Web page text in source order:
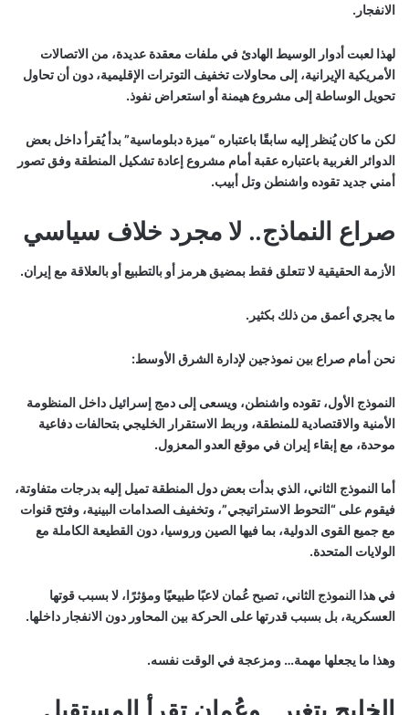
الانفجار.
لهذا لعبت أدوار الوسيط الهادئ في ملفات معقدة عديدة، من الاتصالات
الأمريكية الإيرانية، إلى محاولات تخفيف التوترات الإقليمية، دون أن تحاول
تحويل الوساطة إلى مشروع هيمنة أو استعراض نفوذ.
لكن ما كان يُنظر إليه سابقًا باعتباره “ميزة دبلوماسية” بدأ يُقرأ داخل بعض
الدوائر الغربية باعتباره عقبة أمام مشروع إعادة تشكيل المنطقة وفق تصور
أمني جديد تقوده واشنطن وتل أبيب.
صراع النماذج.. لا مجرد خلاف سياسي
الأزمة الحقيقية لا تتعلق فقط بمضيق هرمز أو بالتطبيع أو بالعلاقة مع إيران.
ما يجري أعمق من ذلك بكثير.
نحن أمام صراع بين نموذجين لإدارة الشرق الأوسط:
النموذج الأول، تقوده واشنطن، ويسعى إلى دمج إسرائيل داخل المنظومة
الأمنية والاقتصادية للمنطقة، وربط الاستقرار الخليجي بتحالفات دفاعية
موحدة، مع إبقاء إيران في موقع العدو المعزول.
أما النموذج الثاني، الذي بدأت بعض دول المنطقة تميل إليه بدرجات متفاوتة،
فيقوم على “التحوط الاستراتيجي”، وتخفيف الصدامات البينية، وفتح قنوات
مع جميع القوى الدولية، بما فيها الصين وروسيا، دون القطيعة الكاملة مع
الولايات المتحدة.
في هذا النموذج الثاني، تصبح عُمان لاعبًا طبيعيًا ومؤثرًا، لا بسبب قوتها
العسكرية، بل بسبب قدرتها على الحركة بين المحاور دون الانفجار داخلها.
وهذا ما يجعلها مهمة… ومزعجة في الوقت نفسه.